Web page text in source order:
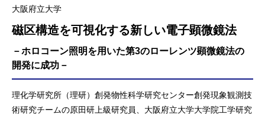
大阪府立大学
磁区構造を可視化する新しい電子顕微鏡法
－ホロコーン照明を用いた第3のローレンツ顕微鏡法の
開発に成功－
理化学研究所（理研）創発物性科学研究センター創発現象観測技
術研究チームの原田研上級研究員、大阪府立大学大学院工学研究